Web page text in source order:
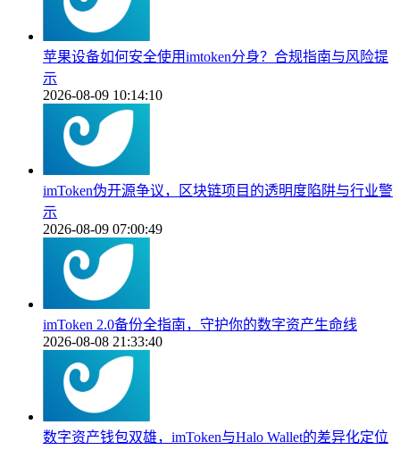
苹果设备如何安全使用imtoken分身？合规指南与风险提
示
2026-08-09 10:14:10
imToken伪开源争议，区块链项目的透明度陷阱与行业警
示
2026-08-09 07:00:49
imToken 2.0备份全指南，守护你的数字资产生命线
2026-08-08 21:33:40
数字资产钱包双雄，imToken与Halo Wallet的差异化定位